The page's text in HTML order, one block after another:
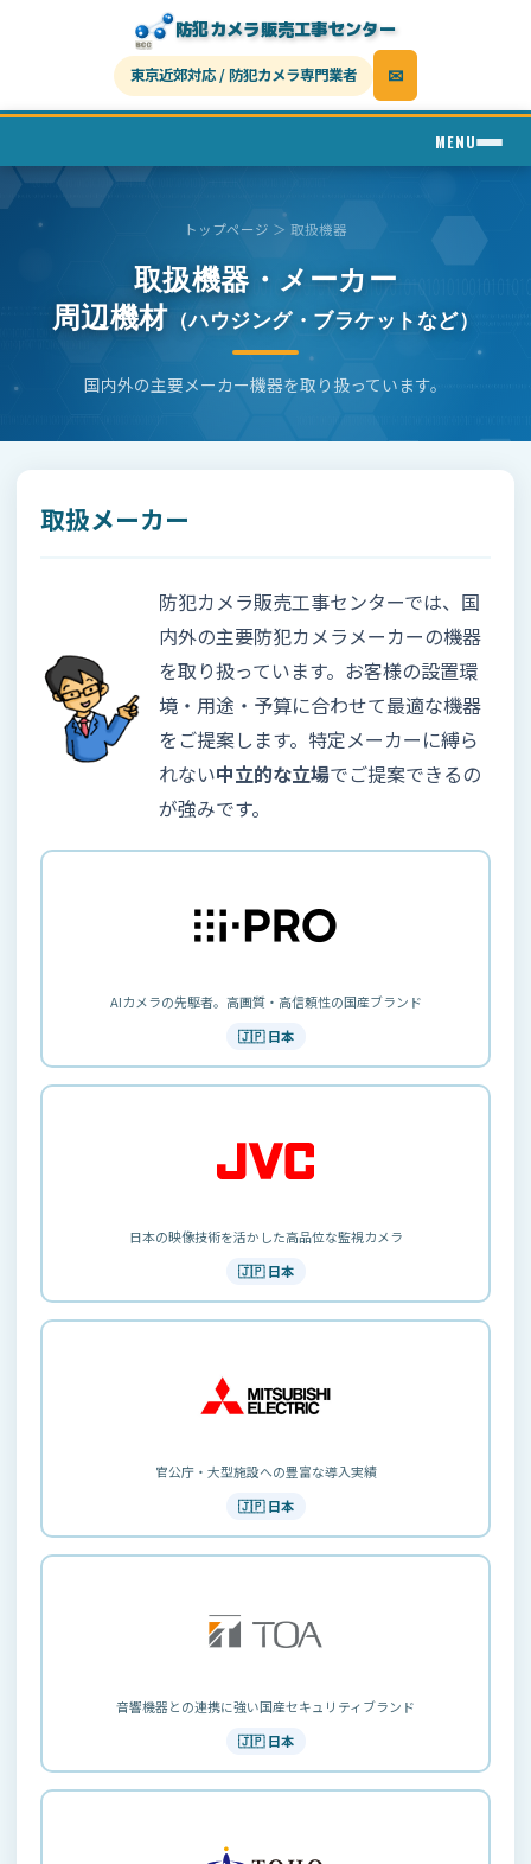
防犯カメラ販売工事センター
東京近郊対応/防犯カメラ専門業者 ✉
MENU
トップページ ＞ 取扱機器
取扱機器・メーカー
周辺機材（ハウジング・ブラケットなど）
国内外の主要メーカー機器を取り扱っています。
取扱メーカー
防犯カメラ販売工事センターでは、国
内外の主要防犯カメラメーカーの機器
を取り扱っています。お客様の設置環
境・用途・予算に合わせて最適な機器
をご提案します。特定メーカーに縛ら
れない中立的な立場でご提案できるの
が強みです。
AIカメラの先駆者。高画質・高信頼性の国産ブランド
🇯🇵 日本
日本の映像技術を活かした高品位な監視カメラ
🇯🇵 日本
官公庁・大型施設への豊富な導入実績
🇯🇵 日本
音響機器との連携に強い国産セキュリティブランド
🇯🇵 日本